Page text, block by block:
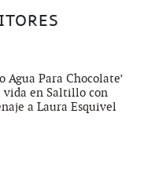
Agua Para Chocolate’
vida en Saltillo con
a Laura Esquivel